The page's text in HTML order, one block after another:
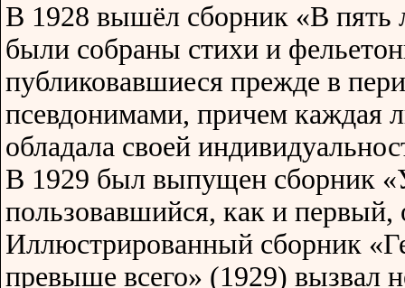
В 1928 вышёл сборник «В пять
были собраны стихи и
публиковавшиеся прежде в
псевдонимами, причем каждая
обладала своей
В 1929 был выпущен сборник
пользовавшийся, как и
Иллюстрированный сборник
превыше всего» (1929) вызвал